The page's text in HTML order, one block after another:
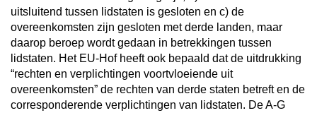
uitsluitend tussen lidstaten is gesloten en c) de
overeenkomsten zijn gesloten met derde landen, maar
daarop beroep wordt gedaan in betrekkingen tussen
lidstaten. Het EU-Hof heeft ook bepaald dat de uitdrukking
“rechten en verplichtingen voortvloeiende uit
overeenkomsten” de rechten van derde staten betreft en de
corresponderende verplichtingen van lidstaten. De A-G